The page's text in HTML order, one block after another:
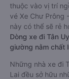
thuộc vào vị trí
vé Xe Chư Prông
này có thể sẽ rẻ
Dòng xe đi Tân
giường nằm chất
Những nhà xe đi
Lai đều sở hữu